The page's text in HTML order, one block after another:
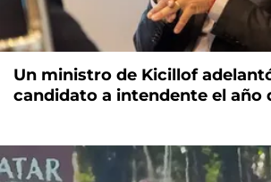
Un ministro de Kicillof
candidato a intendente el año